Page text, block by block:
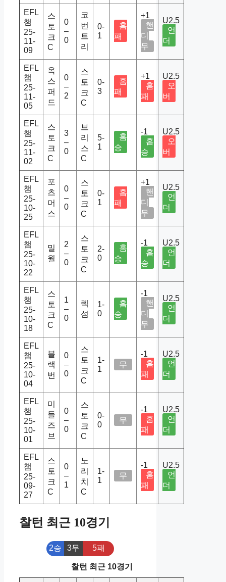
EFL
챔
25-
11-
09
스
토
크
C
0
–
0
코
번
트
리
0-
1
홈
패
+1
핸
디
무
U2.5
언
더
EFL
챔
25-
11-
05
옥
스
퍼
드
0
–
2
스
토
크
C
0-
3
홈
패
+1
홈
패
U2.5
오
버
EFL
챔
25-
11-
02
스
토
크
C
3
–
0
브
리
스
C
5-
1
홈
승
-1
홈
승
U2.5
오
버
EFL
챔
25-
10-
25
포
츠
머
스
0
–
0
스
토
크
C
0-
1
홈
패
+1
핸
디
무
U2.5
언
더
EFL
챔
25-
10-
22
밀
월
2
–
0
스
토
크
C
2-
0
홈
승
-1
홈
승
U2.5
언
더
EFL
챔
25-
10-
18
스
토
크
C
1
–
0
렉
섬
1-
0
홈
승
-1
핸
디
무
U2.5
언
더
EFL
챔
25-
10-
04
블
랙
번
0
–
0
스
토
크
C
1-
1
무
-1
홈
패
U2.5
언
더
EFL
챔
25-
10-
01
미
들
즈
브
0
–
0
스
토
크
C
0-
0
무
-1
홈
패
U2.5
언
더
EFL
챔
25-
09-
27
스
토
크
C
0
–
1
노
리
치
C
1-
1
무
-1
홈
패
U2.5
언
더
찰턴 최근 10경기
2승 3무 5패
찰턴 최근 10경기